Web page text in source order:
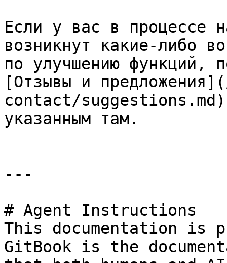
Если у вас в процессе
возникнут какие-либо
по улучшению функций,
[Отзывы и
contact/suggestions.md)
указанным там.
---
# Agent Instructions
This documentation is
GitBook is the